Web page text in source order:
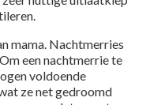
mama. Nachtmerries
een nachtmerrie te
voldoende
ze net gedroomd